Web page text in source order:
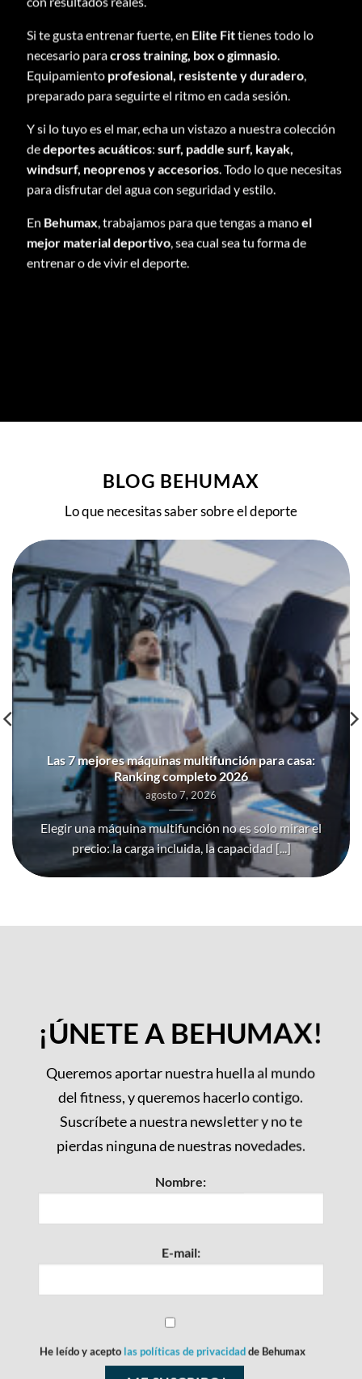
Si te gusta entrenar fuerte, en Elite Fittienes todo lo
necesario paracross training, box o gimnasio.
Equipamiento profesional, resistente y duradero,
preparado para seguirte el ritmo en cada sesión.
Y si lo tuyo es el mar, echa un vistazo a nuestra colección
dedeportes acuáticos: surf, paddle surf, kayak,
windsurf, neoprenos y accesorios. Todo lo que necesitas
para disfrutar del agua con seguridad y estilo.
En Behumax, trabajamos para que tengas a manoel
mejor material deportivo, sea cual sea tu forma de
entrenar o de vivir el deporte.
BLOG BEHUMAX
Lo que necesitas saber sobre el deporte
Las 7 mejores máquinas multifunción para casa:
Ranking completo 2026
agosto 7, 2026
Elegir una máquina multifunción no es solo mirar el
precio: la carga incluida, la capacidad [...]
¡ÚNETE A BEHUMAX!
Queremos aportar nuestra huella al mundo
del fitness, y queremos hacerlo contigo.
Suscríbete a nuestra newsletter y no te
pierdas ninguna de nuestras novedades.
Nombre:
E-mail:
He leído y acepto las políticas de privacidad de Behumax